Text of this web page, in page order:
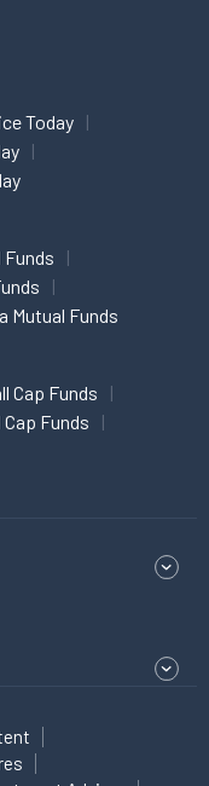
Today
Funds
Mutual Funds
Cap Funds
Cap Funds